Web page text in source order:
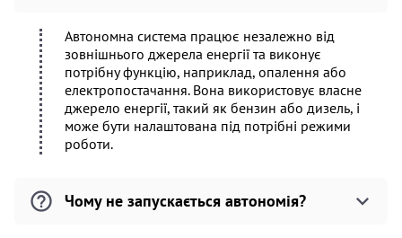
Автономна система працює незалежно від
зовнішнього джерела енергії та виконує
потрібну функцію, наприклад, опалення або
електропостачання. Вона використовує власне
джерело енергії, такий як бензин або дизель, і
може бути налаштована під потрібні режими
роботи.
Чому не запускається автономія?